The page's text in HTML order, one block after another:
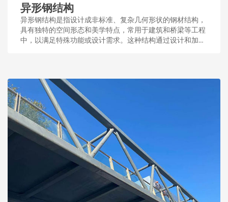
异形钢结构
异形钢结构是指设计成非标准、复杂几何形状的钢材结构，
具有独特的空间形态和美学特点，常用于建筑和桥梁等工程
中，以满足特殊功能或设计需求。这种结构通过设计和加